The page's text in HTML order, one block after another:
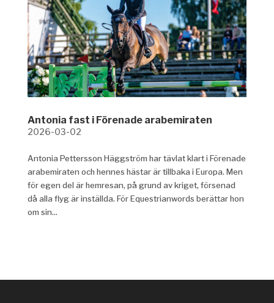
Antonia fast i Förenade arabemiraten
2026-03-02
Antonia Pettersson Häggström har tävlat klart i Förenade
arabemiraten och hennes hästar är tillbaka i Europa. Men
för egen del är hemresan, på grund av kriget, försenad
då alla flyg är inställda. För Equestrianwords berättar hon
om sin...